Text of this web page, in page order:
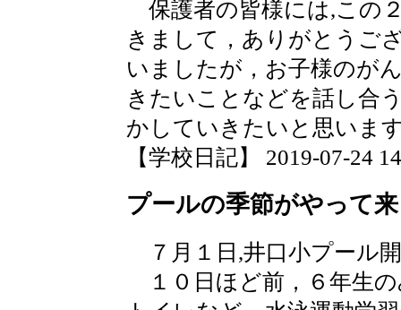
保護者の皆様には,この
きまして，ありがとうご
いましたが，お子様のが
きたいことなどを話し合
かしていきたいと思いま
【学校日記】 2019-07-24
プールの季節がやって
７月１日,井口小プール
１０日ほど前，６年生